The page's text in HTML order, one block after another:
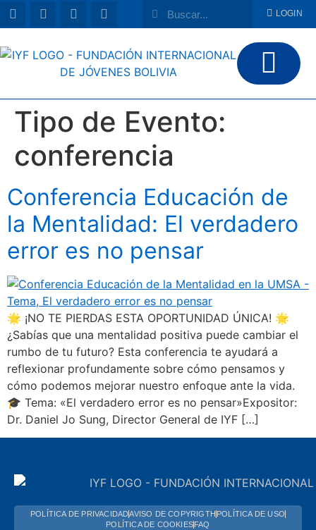
LOGIN
Tipo de Evento:
conferencia
Conferencia Educación de
la Mentalidad: El verdadero
error es no pensar
🌟 ¡NO TE PIERDAS ESTA OPORTUNIDAD ÚNICA! 🌟
¿Sabías que una mentalidad positiva puede cambiar el
rumbo de tu futuro? Esta conferencia te ayudará a
reflexionar profundamente sobre cómo pensamos y
cómo podemos mejorar nuestro enfoque ante la vida.
🎓 Tema: «El verdadero error es no pensar»Expositor:
Dr. Daniel Jo Sung, Director General de IYF […]
POLÍTICA DE PRIVACIDADAVISO DE COPYRIGTH POLÍTICA DE USO
POLÍTICA DE COOKIESFAQ